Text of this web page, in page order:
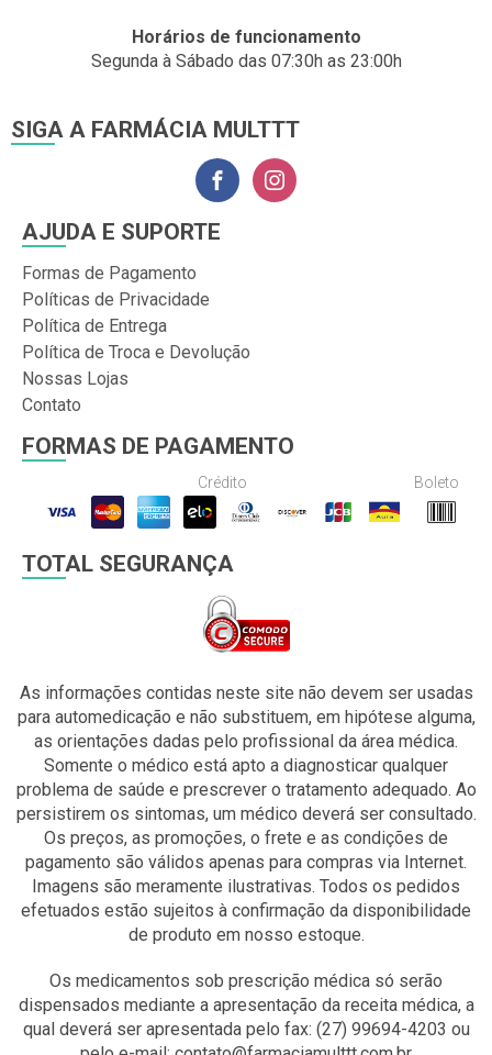
Horários de funcionamento
Segunda à Sábado das 07:30h as 23:00h
SIGA A FARMÁCIA MULTTT
AJUDA E SUPORTE
Formas de Pagamento
Políticas de Privacidade
Política de Entrega
Política de Troca e Devolução
Nossas Lojas
Contato
FORMAS DE PAGAMENTO
Crédito Boleto
TOTAL SEGURANÇA
As informações contidas neste site não devem ser usadas
para automedicação e não substituem, em hipótese alguma,
as orientações dadas pelo profissional da área médica.
Somente o médico está apto a diagnosticar qualquer
problema de saúde e prescrever o tratamento adequado. Ao
persistirem os sintomas, um médico deverá ser consultado.
Os preços, as promoções, o frete e as condições de
pagamento são válidos apenas para compras via Internet.
Imagens são meramente ilustrativas. Todos os pedidos
efetuados estão sujeitos à confirmação da disponibilidade
de produto em nosso estoque.
Os medicamentos sob prescrição médica só serão
dispensados mediante a apresentação da receita médica, a
qual deverá ser apresentada pelo fax: (27) 99694-4203 ou